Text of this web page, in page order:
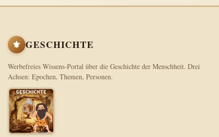
⚜ GESCHICHTE
Werbefreies Wissens-Portal über die Geschichte der Menschheit. Drei
Achsen: Epochen, Themen, Personen.